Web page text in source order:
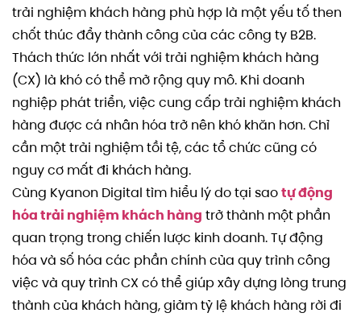
trải nghiệm khách hàng phù hợp là một yếu tố then
chốt thúc đẩy thành công của các công ty B2B.
Thách thức lớn nhất với trải nghiệm khách hàng
(CX) là khó có thể mở rộng quy mô. Khi doanh
nghiệp phát triển, việc cung cấp trải nghiệm khách
hàng được cá nhân hóa trở nên khó khăn hơn. Chỉ
cần một trải nghiệm tồi tệ, các tổ chức cũng có
nguy cơ mất đi khách hàng.
Cùng Kyanon Digital tìm hiểu lý do tại saotự động
hóa trải nghiệm khách hàng trở thành một phần
quan trọng trong chiến lược kinh doanh. Tự động
hóa và số hóa các phần chính của quy trình công
việc và quy trình CX có thể giúp xây dựng lòng trung
thành của khách hàng, giảm tỷ lệ khách hàng rời đi